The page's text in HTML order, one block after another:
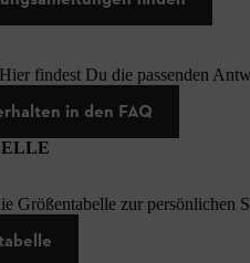
findest Du die passenden
in den FAQ
Größentabelle zur persönlichen